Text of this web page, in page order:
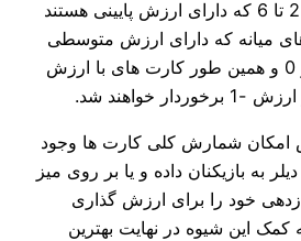
برای مثال کارت های 2 تا 6 که دارای ارزش پایینی هستند
و کارت های میانه که دارای ارزش متوسطی
(7-9) هستند از امتیاز 0 و همین طور کارت های با ارزش
امکان شمارش کلی کارت ها وجود
به بازیکنان داده و یا بر روی میز
خود را برای ارزش گذاری
کمک این شیوه در نهایت بهترین